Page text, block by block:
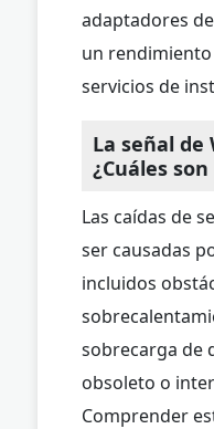
adaptadores
un
servicios de
La señal de
¿Cuáles
Las caídas de
ser causadas
incluidos
sobrecarga de
obsoleto o
Comprender